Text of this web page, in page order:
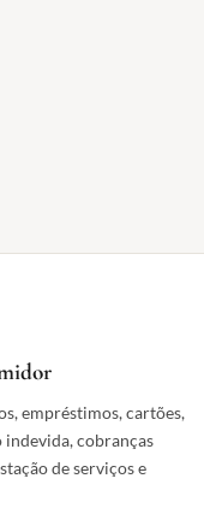
empréstimos, cartões,
indevida, cobranças
de serviços e